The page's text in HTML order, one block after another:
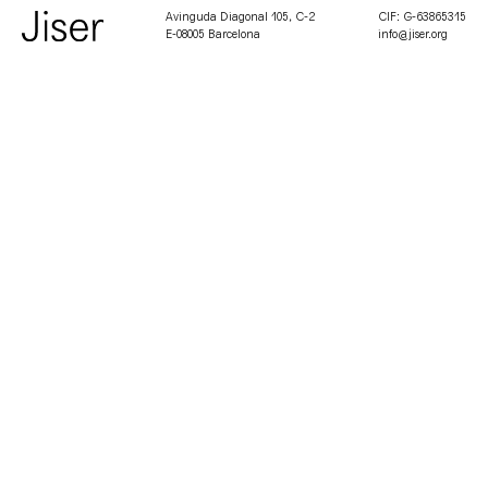
Avinguda Diagonal 105, C-2
E-08005 Barcelona
CIF: G-63865315
info@jiser.org